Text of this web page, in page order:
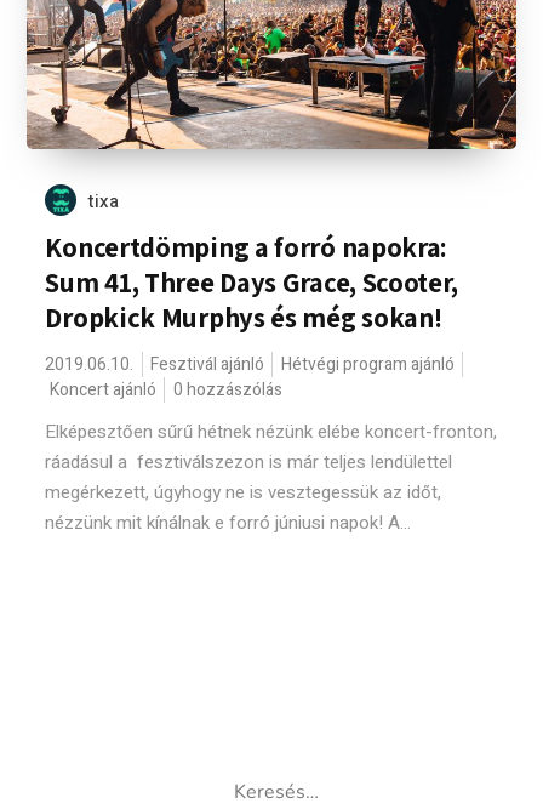
tixa
Koncertdömping a forró napokra:
Sum 41, Three Days Grace, Scooter,
Dropkick Murphys és még sokan!
2019.06.10. Fesztivál ajánló
Hétvégi program ajánló
Koncert ajánló
0 hozzászólás
Elképesztően sűrű hétnek nézünk elébe koncert-fronton,
ráadásul a fesztiválszezon is már teljes lendülettel
megérkezett, úgyhogy ne is vesztegessük az időt,
nézzünk mit kínálnak e forró júniusi napok! A...